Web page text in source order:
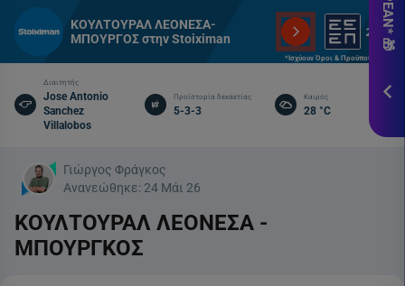
ΚΟΥΛΤΟΥΡΑΛ ΛΕΟΝΕΣΑ-
ΜΠΟΥΡΓΟΣ στην Stoiximan
*Ισχύουν Όροι & Προϋποθέσεις
Διαιτητής
Jose Antonio
Sanchez
Villalobos
Προϊστορία δεκαετίας
5-3-3
Καιρός
28 °C
Γιώργος Φράγκος
Ανανεώθηκε: 24 Μάι 26
ΚΟΥΛΤΟΥΡΑΛ ΛΕΟΝΕΣΑ -
ΜΠΟΥΡΓΚΟΣ